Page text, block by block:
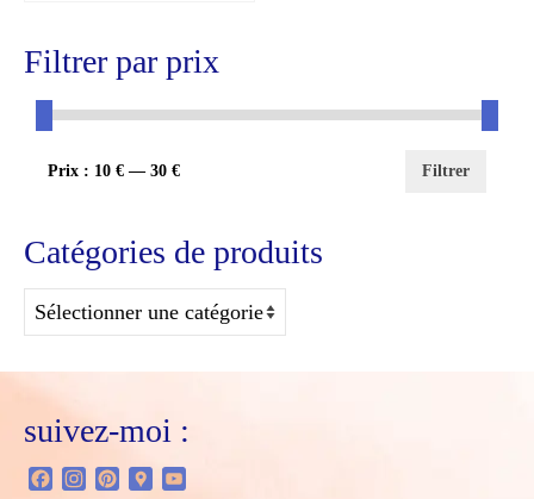
Filtrer par prix
Prix
Prix Filtrer
Prix : 10 € — 30 €
Catégories de produits
suivez-moi :
FacebookInstagramPinterestGoogle